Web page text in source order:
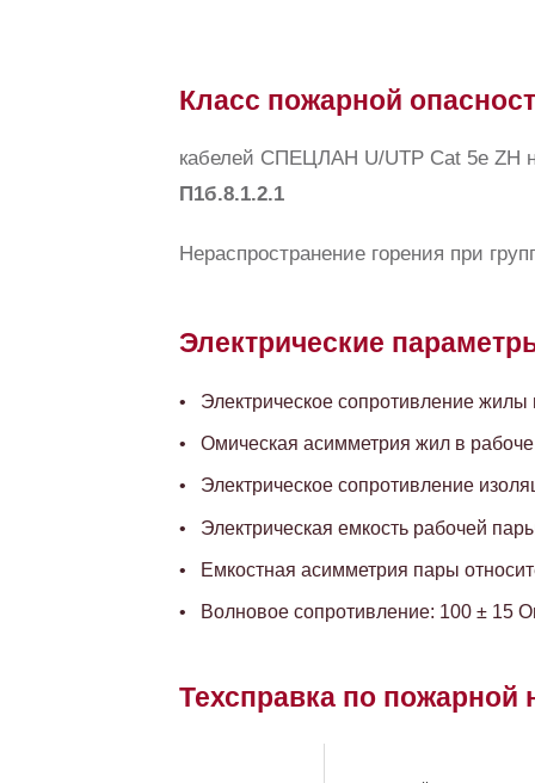
Класс пожарной
кабелей СПЕЦЛАН U/UTP Cat 5e ZH
П1б.8.1.2.1
Нераспространение горения при
Электрические
Электрическое сопротивление
Омическая асимметрия жил в
Электрическое сопротивление
Электрическая емкость рабочей
Емкостная асимметрия пары
Волновое сопротивление: 100 ± 15
Техсправка по пожарной